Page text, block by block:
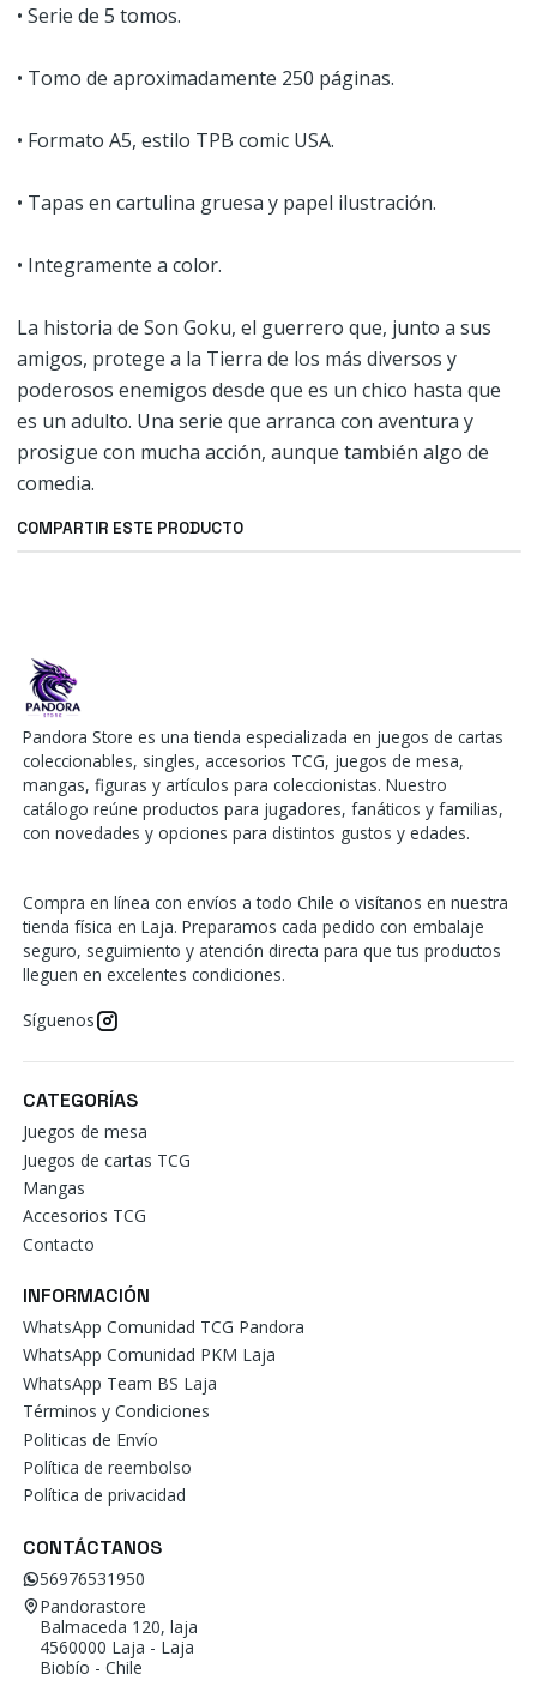
• Serie de 5 tomos.
• Tomo de aproximadamente 250 páginas.
• Formato A5, estilo TPB comic USA.
​• Tapas en cartulina gruesa y papel ilustración.
​• Integramente a color.
La historia de Son Goku, el guerrero que, junto a sus
amigos, protege a la Tierra de los más diversos y
poderosos enemigos desde que es un chico hasta que
es un adulto. Una serie que arranca con aventura y
prosigue con mucha acción, aunque también algo de
comedia.
COMPARTIR ESTE PRODUCTO
Pandora Store es una tienda especializada en juegos de cartas
coleccionables, singles, accesorios TCG, juegos de mesa,
mangas, figuras y artículos para coleccionistas. Nuestro
catálogo reúne productos para jugadores, fanáticos y familias,
con novedades y opciones para distintos gustos y edades.
Compra en línea con envíos a todo Chile o visítanos en nuestra
tienda física en Laja. Preparamos cada pedido con embalaje
seguro, seguimiento y atención directa para que tus productos
lleguen en excelentes condiciones.
Síguenos
CATEGORÍAS
Juegos de mesa
Juegos de cartas TCG
Mangas
Accesorios TCG
Contacto
INFORMACIÓN
WhatsApp Comunidad TCG Pandora
WhatsApp Comunidad PKM Laja
WhatsApp Team BS Laja
Términos y Condiciones
Politicas de Envío
Política de reembolso
Política de privacidad
CONTÁCTANOS
56976531950
Pandorastore
Balmaceda 120, laja
4560000 Laja - Laja
Biobío - Chile